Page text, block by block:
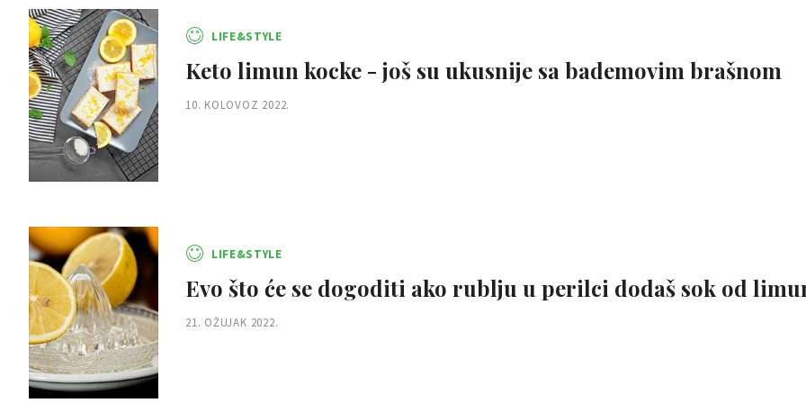
LIFE&STYLE
Keto limun kocke - još su ukusnije sa bademovim brašnom
10. KOLOVOZ 2022.
LIFE&STYLE
Evo što će se dogoditi ako rublju u perilci dodaš sok od
21. OŽUJAK 2022.